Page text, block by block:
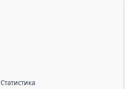
Статистика